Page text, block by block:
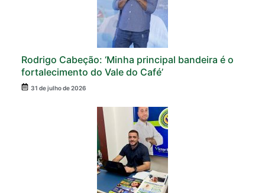
Rodrigo Cabeção: ‘Minha principal bandeira é o
fortalecimento do Vale do Café’
31 de julho de 2026